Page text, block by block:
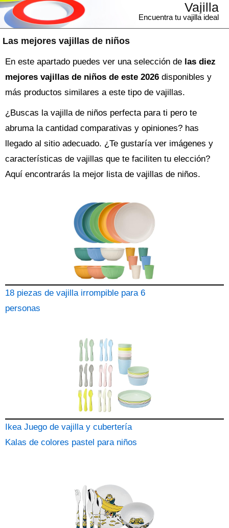
Las mejores vajillas de niños
Vajilla
Encuentra tu vajilla ideal
En este apartado puedes ver una selección de las diez
mejores vajillas de niños de este 2026 disponibles y
más productos similares a este tipo de vajillas.
¿Buscas la vajillade niños perfecta para ti pero te
abruma la cantidad comparativas y opiniones? has
llegado al sitio adecuado. ¿Te gustaría ver imágenes y
características de vajillas que te faciliten tu elección?
Aquí encontrarás la mejor lista de vajillas de niños.
18 piezas de vajilla irrompible para 6
personas
Ikea Juego de vajilla y cubertería
Kalas de colores pastel para niños